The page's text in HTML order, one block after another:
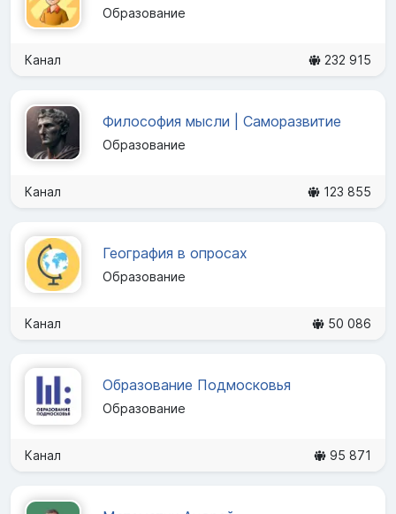
Образование
Канал 232 915
Философия мысли | Саморазвитие
Образование
Канал 123 855
География в опросах
Образование
Канал 50 086
Образование Подмосковья
Образование
Канал 95 871